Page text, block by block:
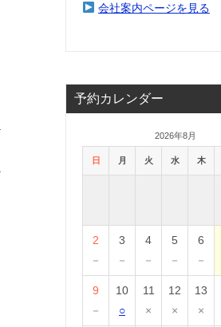
会社案内ページを見る
予約カレンダー
2026年8月
日 月 火 水 木
2
－
3
－
4
－
5
－
6
－
9
－
10
○
11
×
12
×
13
×